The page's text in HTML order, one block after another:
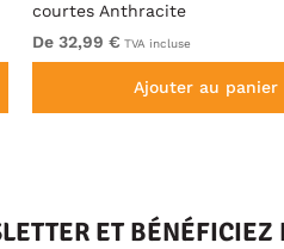
courtes Anthracite
De 32,99 € TVA incluse
Ajouter au panier
ET